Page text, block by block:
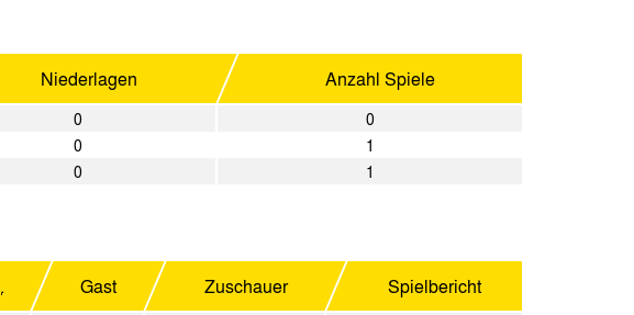
Niederlagen Anzahl Spiele
0
0
0
1
0 1
Gast Zuschauer Spielbericht